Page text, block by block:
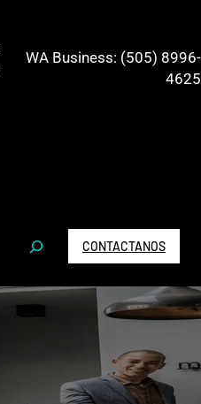
WA Business: (505) 8996-
4625
S
e
r
c
CONTACTANOS